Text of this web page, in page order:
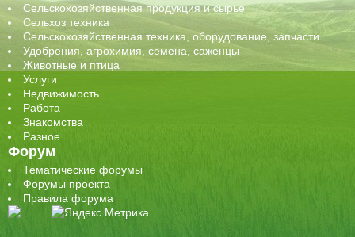
Сельскохозяйственная продукция и сырье
Сельхоз техника
Сельскохозяйственная техника, оборудование, запчасти
Удобрения, агрохимия, семена, саженцы
Животные и птица
Услуги
Недвижимость
Работа
Знакомства
Разное
Форум
Тематические форумы
Форумы проекта
Правила форума